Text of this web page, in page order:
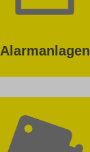
Alarmanlagen